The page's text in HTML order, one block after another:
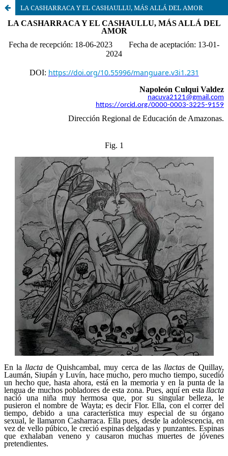
LA CASHARRACA Y EL CASHAULLU, MÁS ALLÁ DEL AMOR